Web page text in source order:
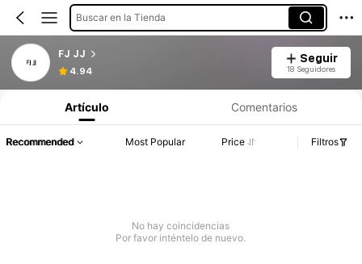
Buscar en la Tienda
FJ JJ
4.94
Seguir
18 Seguidores
Artículo Comentarios
Recommended Most Popular Price Filtros
No hay coincidencias
Por favor inténtelo de nuevo.